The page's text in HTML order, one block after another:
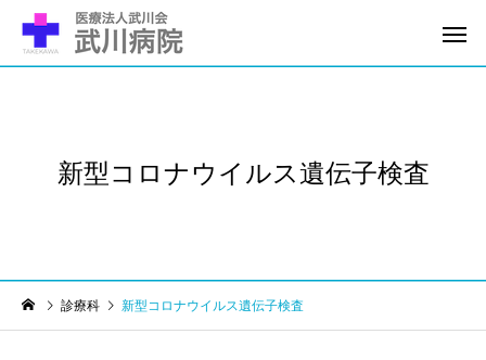
新型コロナウイルス遺伝子検査
診療科 新型コロナウイルス遺伝子検査